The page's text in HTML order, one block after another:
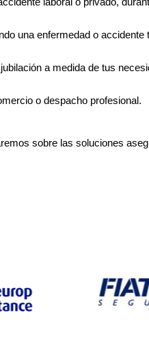
una enfermedad o accidente
a medida de tus
o despacho profesional.
sobre las soluciones